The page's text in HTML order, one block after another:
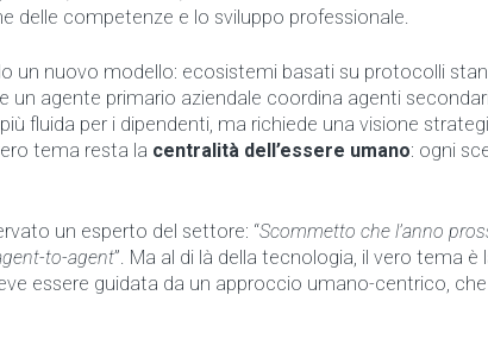
delle competenze e lo sviluppo professionale.
un nuovo modello: ecosistemi basati su protocolli
un agente primario aziendale coordina agenti
fluida per i dipendenti, ma richiede una visione
tema resta la centralità dell’essere umano: ogni
un esperto del settore: “Scommetto che l’anno
to-agent”. Ma al di là della tecnologia, il vero tema
essere guidata da un approccio umano-centrico,